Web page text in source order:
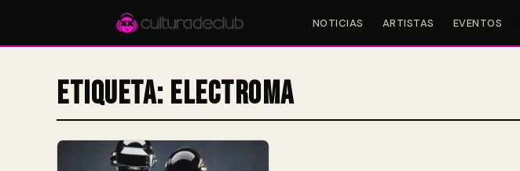
NOTICIAS ARTISTAS EVENTOS
Accesos rápidos:
Etiqueta: Electroma